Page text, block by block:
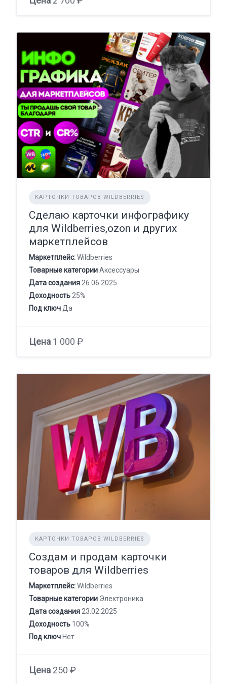
КАРТОЧКИ ТОВАРОВ WILDBERRIES
Сделаю карточки инфографику
для Wildberries,ozon и других
маркетплейсов
Маркетплейс:Wildberries
Товарные категорииАксессуары
Дата создания 26.06.2025
Доходность 25%
Под ключ Да
Цена 1 000 ₽
КАРТОЧКИ ТОВАРОВ WILDBERRIES
Создам и продам карточки
товаров для Wildberries
Маркетплейс:Wildberries
Товарные категории Электроника
Дата создания 23.02.2025
Доходность 100%
Под ключНет
Цена 250 ₽